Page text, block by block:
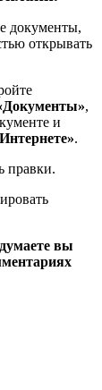
документы,
открывать
,
и
.
правки.
вы